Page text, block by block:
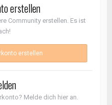
erstellen
Community erstellen. Es ist
erstellen
Melde dich hier an.